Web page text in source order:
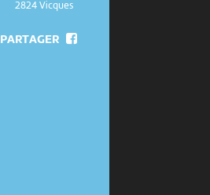
2824 Vicques
PARTAGER